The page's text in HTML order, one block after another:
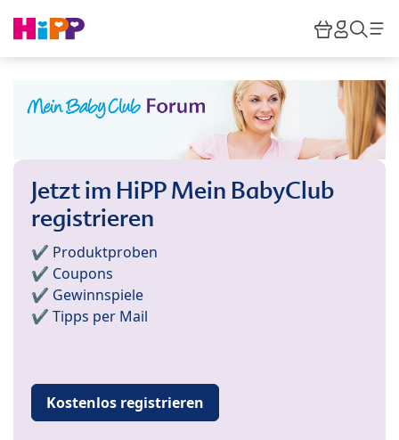
HiPP
Jetzt im HiPP Mein BabyClub
registrieren
✔️ Produktproben
✔️ Coupons
✔️ Gewinnspiele
✔️ Tipps per Mail
Kostenlos registrieren